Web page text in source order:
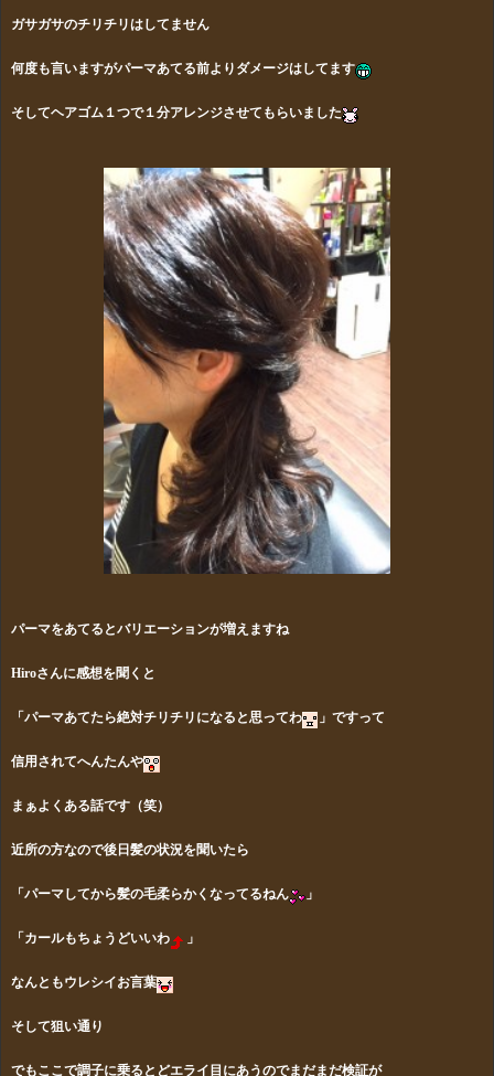
ガサガサのチリチリはしてません
何度も言いますがパーマあてる前よりダメージはしてます
そしてヘアゴム１つで１分アレンジさせてもらいました
パーマをあてるとバリエーションが増えますね
Hiroさんに感想を聞くと
「パーマあてたら絶対チリチリになると思ってわ 」ですって
信用されてへんたんや
まぁよくある話です（笑）
近所の方なので後日髪の状況を聞いたら
「パーマしてから髪の毛柔らかくなってるねん 」
「カールもちょうどいいわ 」
なんともウレシイお言葉
そして狙い通り
でもここで調子に乗るとどエライ目にあうのでまだまだ検証が